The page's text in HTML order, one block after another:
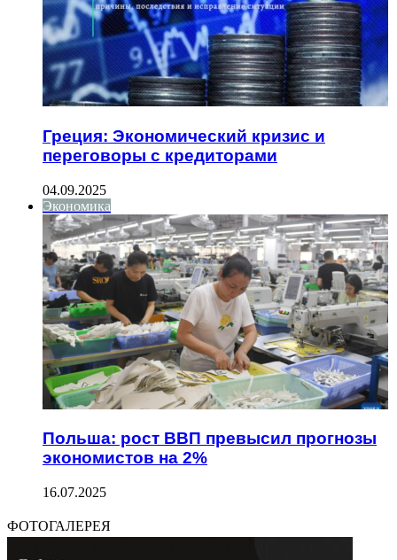
Греция: Экономический кризис и
переговоры с кредиторами
04.09.2025
Экономика
Польша: рост ВВП превысил прогнозы
экономистов на 2%
16.07.2025
ФОТОГАЛЕРЕЯ